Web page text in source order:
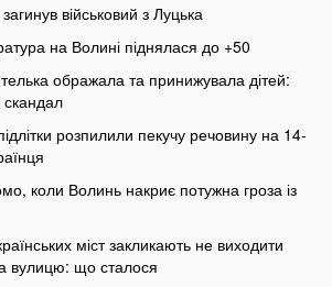
військовий з Луцька
на Волині піднялася до +50
ображала та принижувала дітей:
розпилили пекучу речовину на 14-
коли Волинь накриє потужна гроза із
міст закликають не виходити
вулицю: що сталося